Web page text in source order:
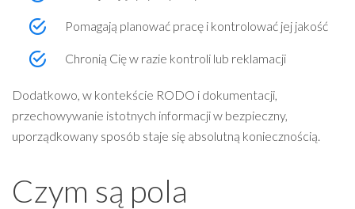
Pomagają planować pracę i kontrolować jej jakość
Chronią Cię w razie kontroli lub reklamacji
Dodatkowo, w kontekście RODO i dokumentacji,
przechowywanie istotnych informacji w bezpieczny,
uporządkowany sposób staje się absolutną koniecznością.
Czym są pola